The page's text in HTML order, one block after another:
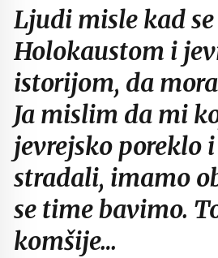
Ljudi misle kad
Holokaustom i
istorijom, da
Ja mislim da mi
jevrejsko poreklo
stradali, imamo
se time bavimo.
komšije…